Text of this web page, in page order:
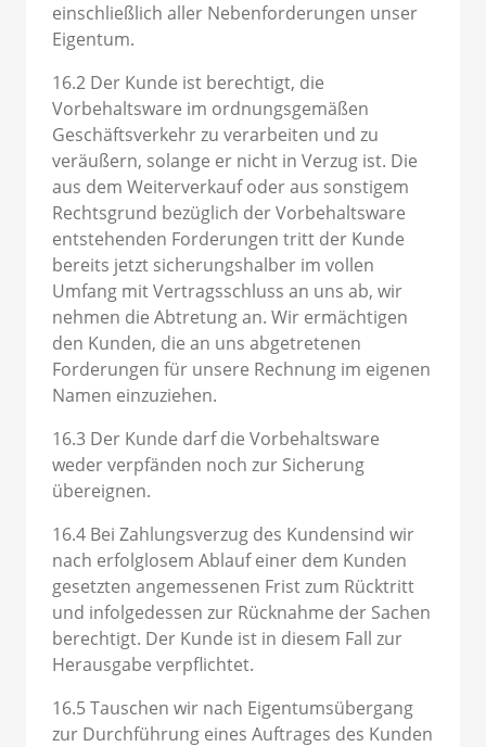
einschließlich aller Nebenforderungen unser
Eigentum.
16.2 Der Kunde ist berechtigt, die
Vorbehaltsware im ordnungsgemäßen
Geschäftsverkehr zu verarbeiten und zu
veräußern, solange er nicht in Verzug ist. Die
aus dem Weiterverkauf oder aus sonstigem
Rechtsgrund bezüglich der Vorbehaltsware
entstehenden Forderungen tritt der Kunde
bereits jetzt sicherungshalber im vollen
Umfang mit Vertragsschluss an uns ab, wir
nehmen die Abtretung an. Wir ermächtigen
den Kunden, die an uns abgetretenen
Forderungen für unsere Rechnung im eigenen
Namen einzuziehen.
16.3 Der Kunde darf die Vorbehaltsware
weder verpfänden noch zur Sicherung
übereignen.
16.4 Bei Zahlungsverzug des Kundensind wir
nach erfolglosem Ablauf einer dem Kunden
gesetzten angemessenen Frist zum Rücktritt
und infolgedessen zur Rücknahme der Sachen
berechtigt. Der Kunde ist in diesem Fall zur
Herausgabe verpflichtet.
16.5 Tauschen wir nach Eigentumsübergang
zur Durchführung eines Auftrages des Kunden